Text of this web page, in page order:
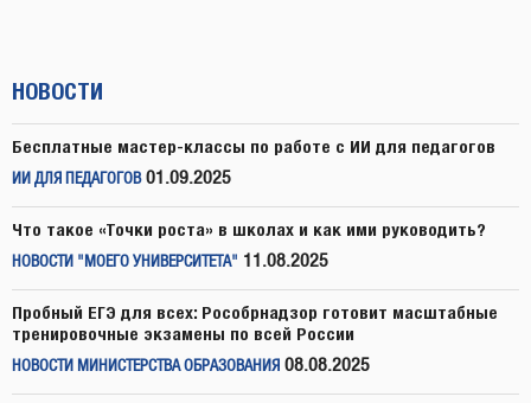
НОВОСТИ
Бесплатные мастер-классы по работе с ИИ для педагогов
ИИ ДЛЯ ПЕДАГОГОВ 01.09.2025
Что такое «Точки роста» в школах и как ими руководить?
НОВОСТИ "МОЕГО УНИВЕРСИТЕТА" 11.08.2025
Пробный ЕГЭ для всех: Рособрнадзор готовит масштабные
тренировочные экзамены по всей России
НОВОСТИ МИНИСТЕРСТВА ОБРАЗОВАНИЯ 08.08.2025